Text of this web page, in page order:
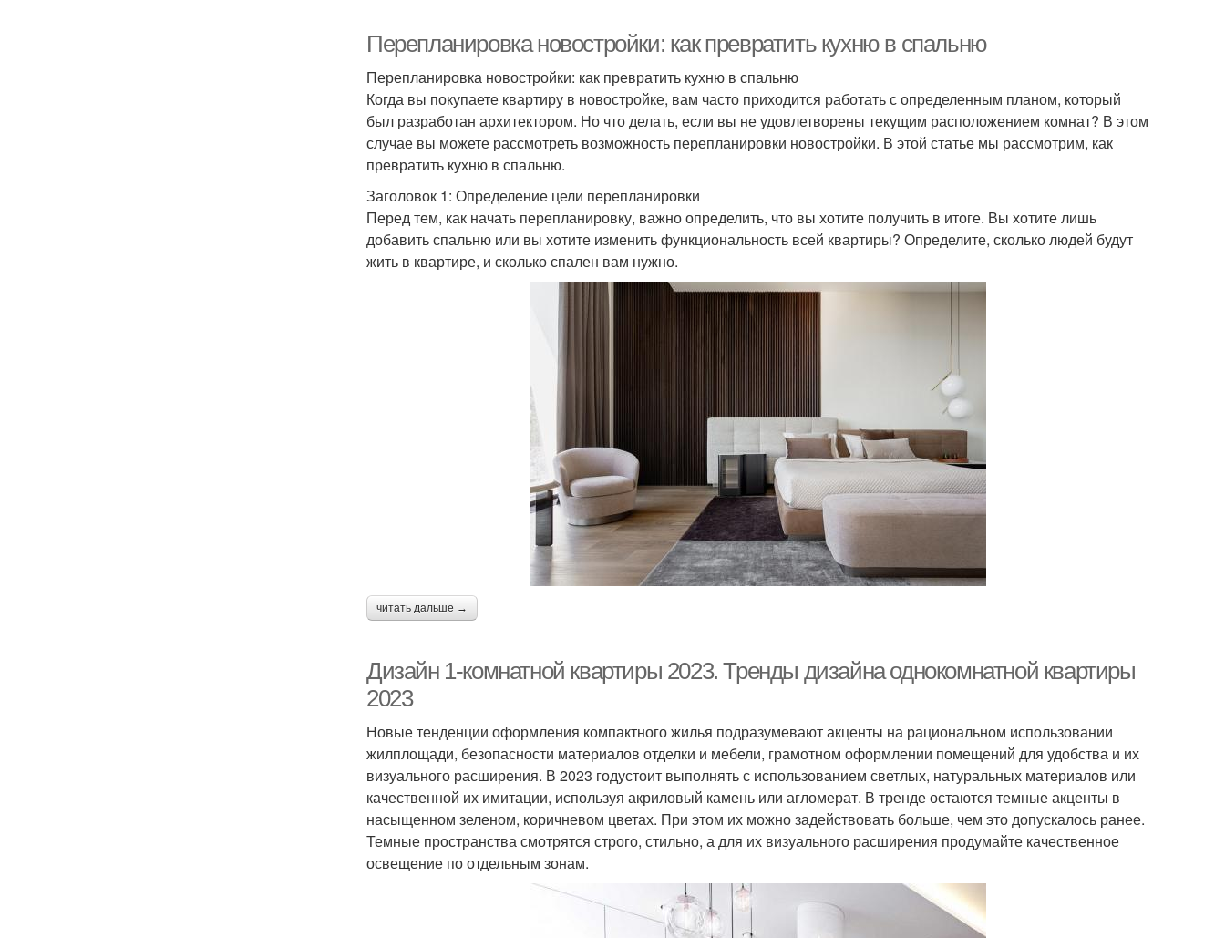
Перепланировка новостройки: как превратить кухню в спальню
Перепланировка новостройки: как превратить кухню в спальню
Когда вы покупаете квартиру в новостройке, вам часто приходится работать с определенным планом, который
был разработан архитектором. Но что делать, если вы не удовлетворены текущим расположением комнат? В этом
случае вы можете рассмотреть возможность перепланировки новостройки. В этой статье мы рассмотрим, как
превратить кухню в спальню.
Заголовок 1: Определение цели перепланировки
Перед тем, как начать перепланировку, важно определить, что вы хотите получить в итоге. Вы хотите лишь
добавить спальню или вы хотите изменить функциональность всей квартиры? Определите, сколько людей будут
жить в квартире, и сколько спален вам нужно.
читать дальше →
Дизайн 1-комнатной квартиры 2023. Тренды дизайна однокомнатной квартиры
2023
Новые тенденции оформления компактного жилья подразумевают акценты на рациональном использовании
жилплощади, безопасности материалов отделки и мебели, грамотном оформлении помещений для удобства и их
визуального расширения. В 2023 годустоит выполнять с использованием светлых, натуральных материалов или
качественной их имитации, используя акриловый камень или агломерат. В тренде остаются темные акценты в
насыщенном зеленом, коричневом цветах. При этом их можно задействовать больше, чем это допускалось ранее.
Темные пространства смотрятся строго, стильно, а для их визуального расширения продумайте качественное
освещение по отдельным зонам.